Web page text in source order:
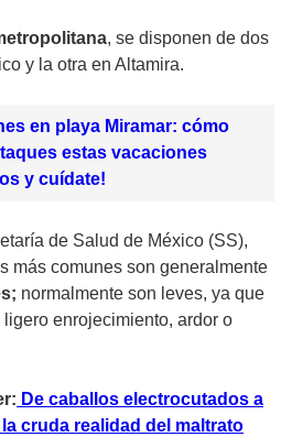
, se disponen de dos
y la otra en Altamira.
en playa Miramar: cómo
estas vacaciones
y cuídate!
de Salud de México (SS),
más comunes son generalmente
normalmente son leves, ya que
enrojecimiento, ardor o
De caballos electrocutados a
cruda realidad del maltrato